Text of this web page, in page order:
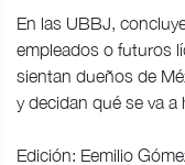
En las UBBJ,
empleados o futuros
sientan dueños de
y decidan qué se va a
Edición: Eemilio